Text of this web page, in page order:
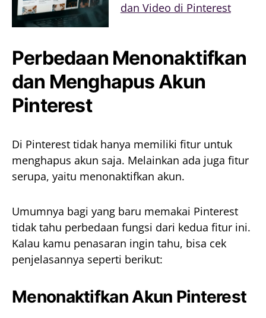
dan Video di Pinterest
Perbedaan Menonaktifkan
dan Menghapus Akun
Pinterest
Di Pinterest tidak hanya memiliki fitur untuk
menghapus akun saja. Melainkan ada juga fitur
serupa, yaitu menonaktifkan akun.
Umumnya bagi yang baru memakai Pinterest
tidak tahu perbedaan fungsi dari kedua fitur ini.
Kalau kamu penasaran ingin tahu, bisa cek
penjelasannya seperti berikut:
Menonaktifkan Akun Pinterest